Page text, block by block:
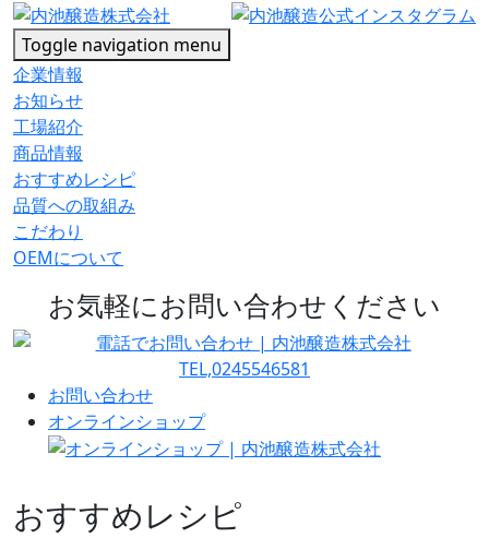
Toggle navigation menu
企業情報
お知らせ
工場紹介
商品情報
おすすめレシピ
品質への取組み
こだわり
OEMについて
お気軽にお問い合わせください
お問い合わせ
オンラインショップ
おすすめレシピ